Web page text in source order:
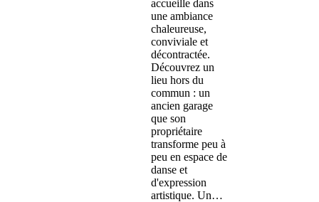
accueille dans
une ambiance
chaleureuse,
conviviale et
décontractée.
Découvrez un
lieu hors du
commun : un
ancien garage
que son
propriétaire
transforme peu à
peu en espace de
danse et
d'expression
artistique. Un…